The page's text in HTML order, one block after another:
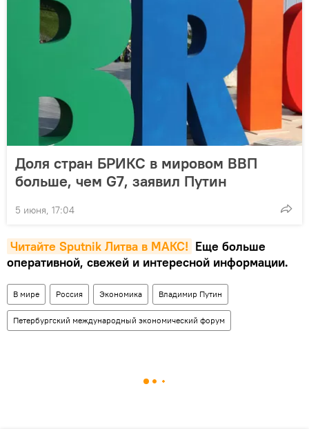
Доля стран БРИКС в мировом ВВП
больше, чем G7, заявил Путин
5 июня, 17:04
Читайте Sputnik Литва в MAКС! Еще больше
оперативной, свежей и интересной информации.
В мире Россия Экономика Владимир Путин
Петербургский международный экономический форум